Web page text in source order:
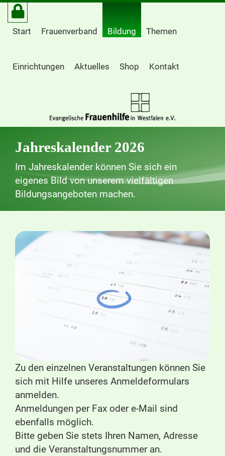
Start Frauenverband Bildung Themen
Einrichtungen Aktuelles Shop Kontakt
Jahreskalender 2026
Im Jahreskalender können Sie sich ein
eigenes Bild von unserem vielfältigen
Bildungsangeboten machen.
Zu den einzelnen Veranstaltungen können Sie
sich mit Hilfe unseres Anmeldeformulars
anmelden.
Anmeldungen per Fax oder e-Mail sind
ebenfalls möglich.
Bitte geben Sie stets Ihren Namen, Adresse
und die Veranstaltungsnummer an.